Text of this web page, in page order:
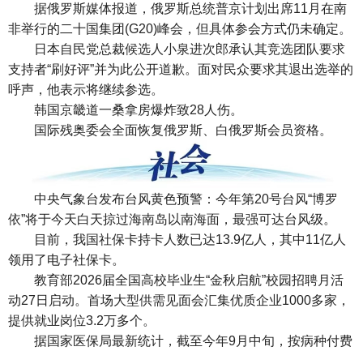
据俄罗斯媒体报道，俄罗斯总统普京计划出席11月在南
非举行的二十国集团(G20)峰会，但具体参会方式仍未确定。
日本自民党总裁候选人小泉进次郎承认其竞选团队要求
支持者“刷好评”并为此公开道歉。面对民众要求其退出选举的
呼声，他表示将继续参选。
韩国京畿道一桑拿房爆炸致28人伤。
国际残奥委会全面恢复俄罗斯、白俄罗斯会员资格。
中央气象台发布台风黄色预警：今年第20号台风“博罗
依”将于今天白天掠过海南岛以南海面，最强可达台风级。
目前，我国社保卡持卡人数已达13.9亿人，其中11亿人
领用了电子社保卡。
教育部2026届全国高校毕业生“金秋启航”校园招聘月活
动27日启动。首场大型供需见面会汇集优质企业1000多家，
提供就业岗位3.2万多个。
据国家医保局最新统计，截至今年9月中旬，按病种付费